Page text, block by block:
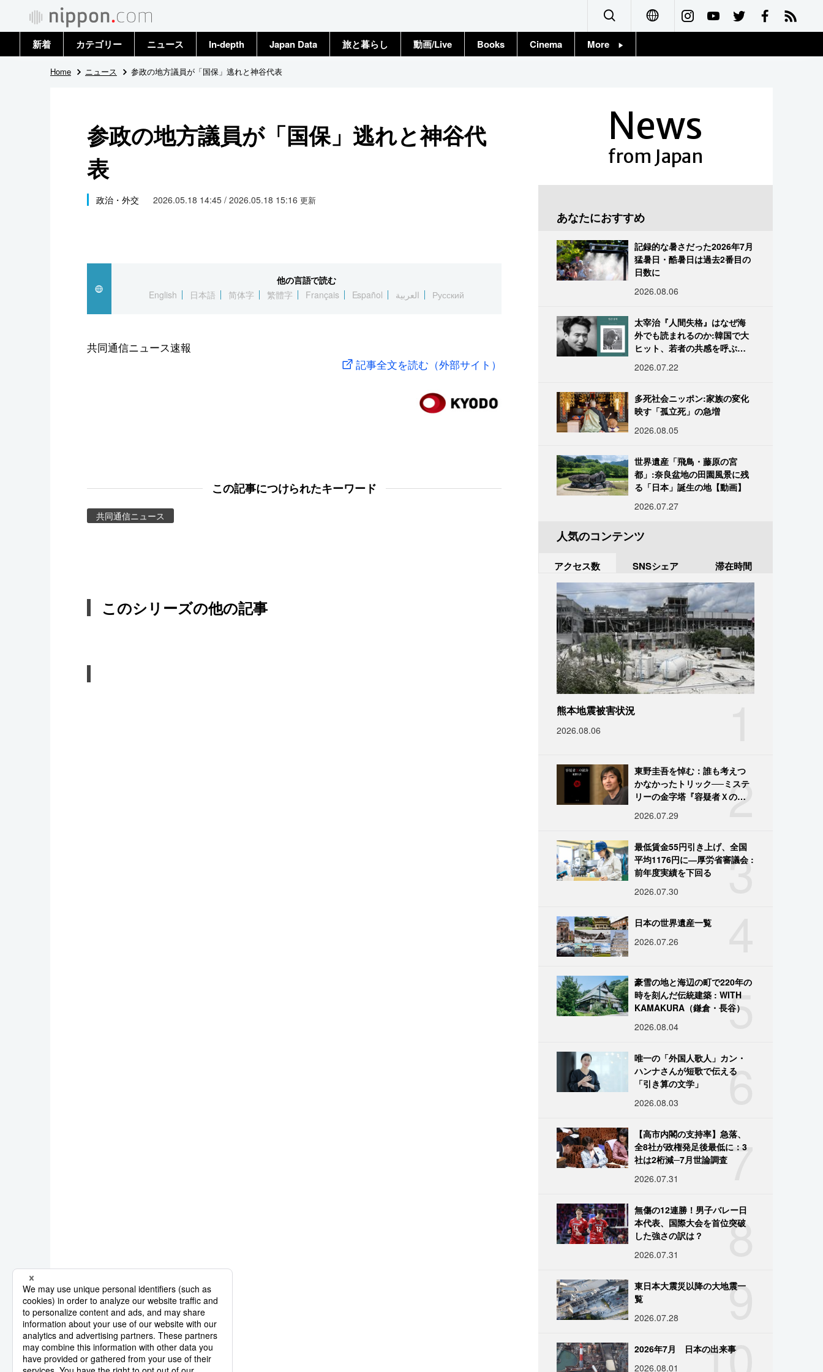
Français
新着 カテゴリー
政治・外交
国際
社会
文化
スポーツ・東京2020
ニュース
トップ
In-depth Japan Data 旅と暮らし 動画/Live Books Cinema More
Home ニュース 参政の地方議員が「国保」逃れと神谷代表
参政の地方議員が「国保」逃れと神谷代
表
政治・外交 2026.05.18 14:45 / 2026.05.18 15:16 更新
他の言語で読む
English
日本語 简体字 繁體字 Français Español العربية Русский
共同通信ニュース速報
記事全文を読む（外部サイト）
この記事につけられたキーワード
共同通信ニュース
このシリーズの他の記事
News
from Japan
あなたにおすすめ
記録的な暑さだった2026年7月
猛暑日・酷暑日は過去2番目の
日数に
2026.08.06
太宰治『人間失格』はなぜ海
外でも読まれるのか:韓国で大
ヒット、若者の共感を呼ぶ
2026.07.22
多死社会ニッポン:家族の変化
映す「孤立死」の急増
2026.08.05
世界遺産「飛鳥・藤原の宮
都」:奈良盆地の田園風景に残
る「日本」誕生の地【動画】
2026.07.27
人気のコンテンツ
アクセス数 SNSシェア 滞在時間
熊本地震被害状況
2026.08.06
2
東野圭吾を悼む：誰も考えつ
かなかったトリック──ミステ
リーの金字塔『容疑者Ｘの献
2026.07.29
3
最低賃金55円引き上げ、全国
平均1176円に―厚労省審議会 :
前年度実績を下回る
2026.07.30
日本の世界遺産一覧
2026.07.26
5
豪雪の地と海辺の町で220年の
時を刻んだ伝統建築 : WITH
KAMAKURA（鎌倉・長谷）
2026.08.04
6
唯一の「外国人歌人」カン・
ハンナさんが短歌で伝える
「引き算の文学」
2026.08.03
7
【高市内閣の支持率】急落、
全8社が政権発足後最低に：3
社は2桁減─7月世論調査
2026.07.31
8
無傷の12連勝！男子バレー日
本代表、国際大会を首位突破
した強さの訳は？
2026.07.31
9
東日本大震災以降の大地震一
覧
2026.07.28
10
2026年7月 日本の出来事
2026.08.01